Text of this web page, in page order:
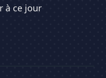
à ce jour